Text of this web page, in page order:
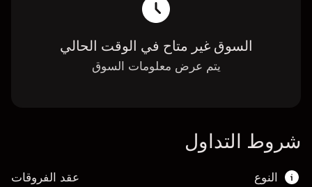
السوق غير متاح في الوقت الحالي
يتم عرض معلومات السوق
شروط التداول
النوع عقد الفروقات